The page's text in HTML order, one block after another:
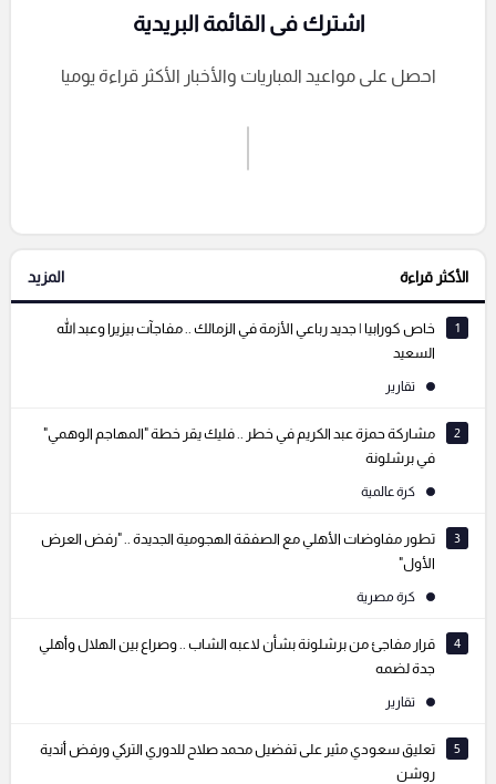
إرسال تعليق
التعليقات السابقة
اشترك فى القائمة البريدية
احصل على مواعيد المباريات والأخبار الأكثر قراءة يوميا
الأكثر قراءة المزيد
1
خاص كورابيا | جديد رباعي الأزمة في الزمالك .. مفاجآت بيزيرا وعبد الله
السعيد
تقارير
2
مشاركة حمزة عبد الكريم في خطر .. فليك يقر خطة "المهاجم الوهمي"
في برشلونة
كرة عالمية
3
تطور مفاوضات الأهلي مع الصفقة الهجومية الجديدة .. "رفض العرض
الأول"
كرة مصرية
4
قرار مفاجئ من برشلونة بشأن لاعبه الشاب .. وصراع بين الهلال وأهلي
جدة لضمه
تقارير
5
تعليق سعودي مثير على تفضيل محمد صلاح للدوري التركي ورفض أندية
روشن